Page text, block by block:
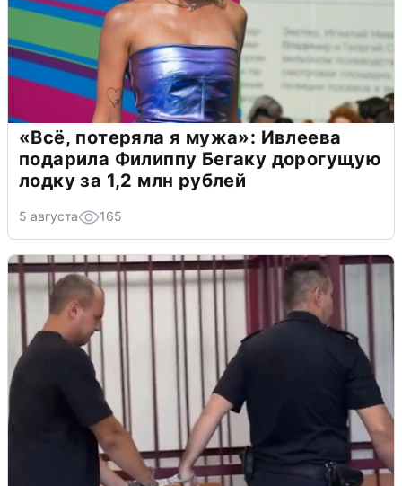
«Всё, потеряла я мужа»: Ивлеева
подарила Филиппу Бегаку дорогущую
лодку за 1,2 млн рублей
5 августа 165